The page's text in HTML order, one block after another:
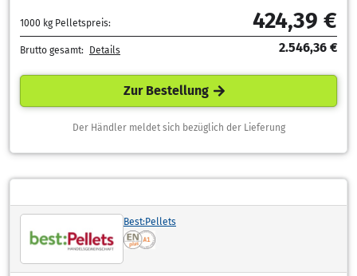
1000 kg Pelletspreis: 424,39 €
Brutto gesamt: Details 2.546,36 €
Zur Bestellung
Der Händler meldet sich bezüglich der Lieferung
Best:Pellets